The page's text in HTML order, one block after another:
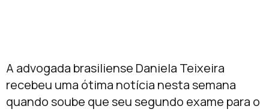
A advogada brasiliense Daniela Teixeira
recebeu uma ótima notícia nesta semana
quando soube que seu segundo exame para o